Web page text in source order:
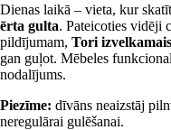
Dienas laikā – vieta, kur
ērta gulta. Pateicoties vidēji
pildījumam, Tori
gan guļot. Mēbeles
nodalījums.
Piezīme: dīvāns neaizstāj
neregulārai gulēšanai.